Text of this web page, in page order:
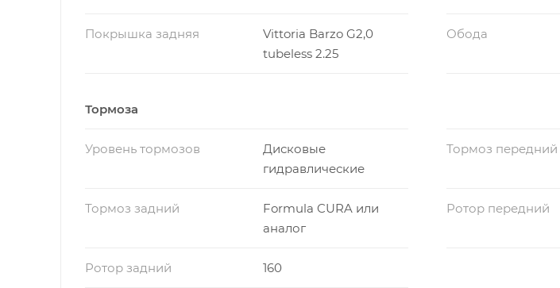
Покрышка задняя
Vittoria Barzo G2,0
tubeless 2.25
Обода
Тормоза
Уровень тормозов
Дисковые
гидравлические
Тормоз передний
Тормоз задний
Formula CURA или
аналог
Ротор передний
Ротор задний 160